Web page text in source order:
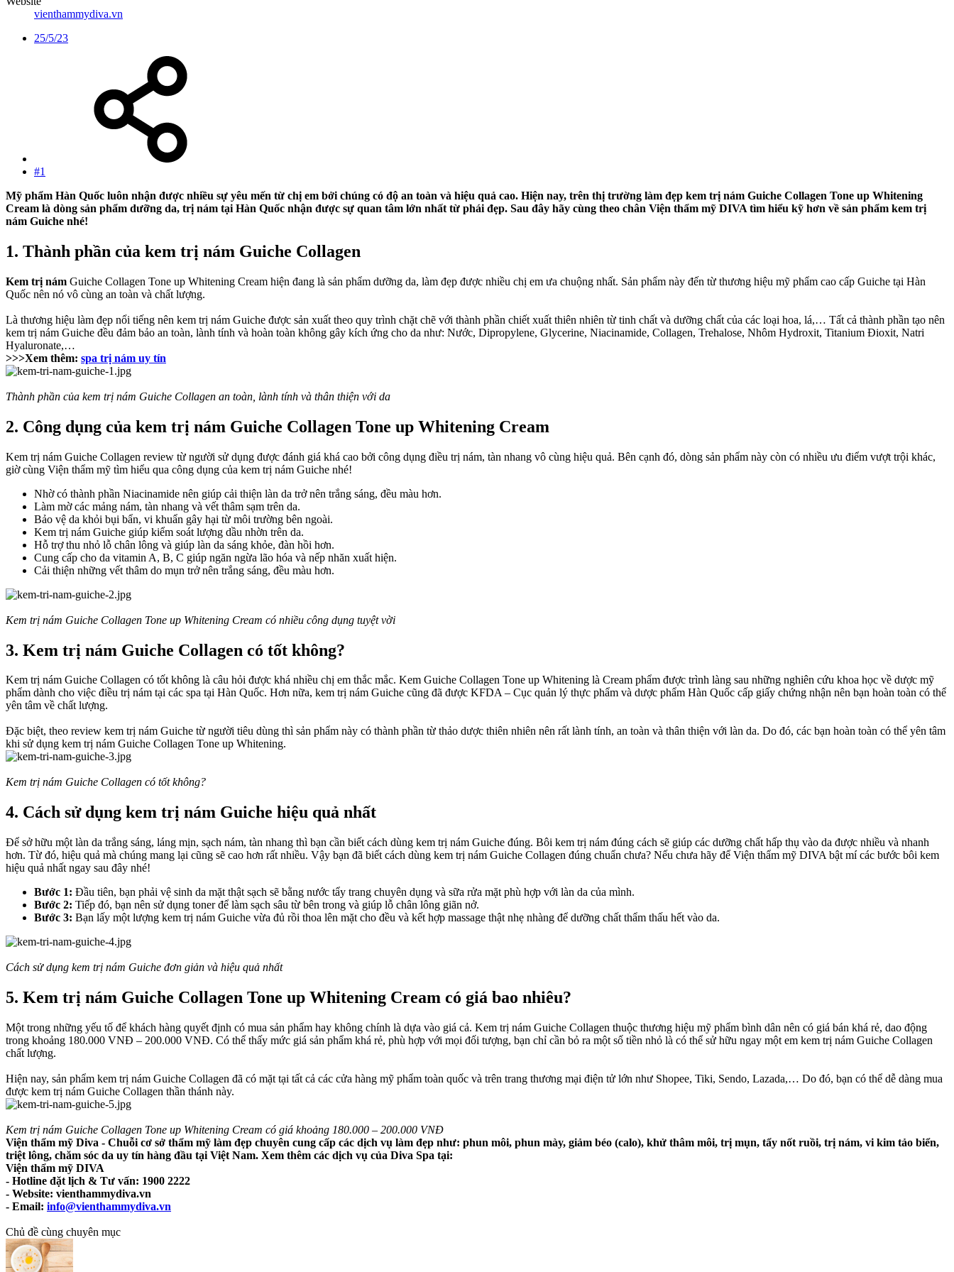
vienthammydiva.vn
25/5/23
#1
Mỹ phẩm Hàn Quốc luôn nhận được nhiều sự yêu mến từ chị em bởi chúng có độ an toàn và hiệu quả cao. Hiện nay, trên thị trường làm đẹp kem trị nám Guiche Collagen Tone up Whitening
Cream là dòng sản phẩm dưỡng da, trị nám tại Hàn Quốc nhận được sự quan tâm lớn nhất từ phái đẹp. Sau đây hãy cùng theo chân Viện thẩm mỹ DIVA tìm hiểu kỹ hơn về sản phẩm kem trị
nám Guiche nhé!
1. Thành phần của kem trị nám Guiche Collagen​
Kem trị nám Guiche Collagen Tone up Whitening Cream hiện đang là sản phẩm dưỡng da, làm đẹp được nhiều chị em ưa chuộng nhất. Sản phẩm này đến từ thương hiệu mỹ phẩm cao cấp Guiche tại Hàn
Quốc nên nó vô cùng an toàn và chất lượng.
Là thương hiệu làm đẹp nổi tiếng nên kem trị nám Guiche được sản xuất theo quy trình chặt chẽ với thành phần chiết xuất thiên nhiên từ tinh chất và dưỡng chất của các loại hoa, lá,… Tất cả thành phần tạo nên
kem trị nám Guiche đều đảm bảo an toàn, lành tính và hoàn toàn không gây kích ứng cho da như: Nước, Dipropylene, Glycerine, Niacinamide, Collagen, Trehalose, Nhôm Hydroxit, Titanium Đioxit, Natri
Hyaluronate,…
>>>Xem thêm: spa trị nám uy tín
Thành phần của kem trị nám Guiche Collagen an toàn, lành tính và thân thiện với da
2. Công dụng của kem trị nám Guiche Collagen Tone up Whitening Cream​
Kem trị nám Guiche Collagen review từ người sử dụng được đánh giá khá cao bởi công dụng điều trị nám, tàn nhang vô cùng hiệu quả. Bên cạnh đó, dòng sản phẩm này còn có nhiều ưu điểm vượt trội khác,
giờ cùng Viện thẩm mỹ tìm hiểu qua công dụng của kem trị nám Guiche nhé!
Nhờ có thành phần Niacinamide nên giúp cải thiện làn da trở nên trắng sáng, đều màu hơn.
Làm mờ các mảng nám, tàn nhang và vết thâm sạm trên da.
Bảo vệ da khỏi bụi bẩn, vi khuẩn gây hại từ môi trường bên ngoài.
Kem trị nám Guiche giúp kiểm soát lượng dầu nhờn trên da.
Hỗ trợ thu nhỏ lỗ chân lông và giúp làn da sáng khỏe, đàn hồi hơn.
Cung cấp cho da vitamin A, B, C giúp ngăn ngừa lão hóa và nếp nhăn xuất hiện.
Cải thiện những vết thâm do mụn trở nên trắng sáng, đều màu hơn.
Kem trị nám Guiche Collagen Tone up Whitening Cream có nhiều công dụng tuyệt vời
3. Kem trị nám Guiche Collagen có tốt không?​
Kem trị nám Guiche Collagen có tốt không là câu hỏi được khá nhiều chị em thắc mắc. Kem Guiche Collagen Tone up Whitening là Cream phẩm được trình làng sau những nghiên cứu khoa học về dược mỹ
phẩm dành cho việc điều trị nám tại các spa tại Hàn Quốc. Hơn nữa, kem trị nám Guiche cũng đã được KFDA – Cục quản lý thực phẩm và dược phẩm Hàn Quốc cấp giấy chứng nhận nên bạn hoàn toàn có thể
yên tâm về chất lượng.
Đặc biệt, theo review kem trị nám Guiche từ người tiêu dùng thì sản phẩm này có thành phần từ thảo dược thiên nhiên nên rất lành tính, an toàn và thân thiện với làn da. Do đó, các bạn hoàn toàn có thể yên tâm
khi sử dụng kem trị nám Guiche Collagen Tone up Whitening.
Kem trị nám Guiche Collagen có tốt không?
4. Cách sử dụng kem trị nám Guiche hiệu quả nhất​
Để sở hữu một làn da trắng sáng, láng mịn, sạch nám, tàn nhang thì bạn cần biết cách dùng kem trị nám Guiche đúng. Bôi kem trị nám đúng cách sẽ giúp các dưỡng chất hấp thụ vào da được nhiều và nhanh
hơn. Từ đó, hiệu quả mà chúng mang lại cũng sẽ cao hơn rất nhiều. Vậy bạn đã biết cách dùng kem trị nám Guiche Collagen đúng chuẩn chưa? Nếu chưa hãy để Viện thẩm mỹ DIVA bật mí các bước bôi kem
hiệu quả nhất ngay sau đây nhé!
Bước 1: Đầu tiên, bạn phải vệ sinh da mặt thật sạch sẽ bằng nước tẩy trang chuyên dụng và sữa rửa mặt phù hợp với làn da của mình.
Bước 2: Tiếp đó, bạn nên sử dụng toner để làm sạch sâu từ bên trong và giúp lỗ chân lông giãn nở.
Bước 3: Bạn lấy một lượng kem trị nám Guiche vừa đủ rồi thoa lên mặt cho đều và kết hợp massage thật nhẹ nhàng để dưỡng chất thẩm thấu hết vào da.
Cách sử dụng kem trị nám Guiche đơn giản và hiệu quả nhất
5. Kem trị nám Guiche Collagen Tone up Whitening Cream có giá bao nhiêu?​
Một trong những yếu tố để khách hàng quyết định có mua sản phẩm hay không chính là dựa vào giá cả. Kem trị nám Guiche Collagen thuộc thương hiệu mỹ phẩm bình dân nên có giá bán khá rẻ, dao động
trong khoảng 180.000 VNĐ – 200.000 VNĐ. Có thể thấy mức giá sản phẩm khá rẻ, phù hợp với mọi đối tượng, bạn chỉ cần bỏ ra một số tiền nhỏ là có thể sử hữu ngay một em kem trị nám Guiche Collagen
chất lượng.
Hiện nay, sản phẩm kem trị nám Guiche Collagen đã có mặt tại tất cả các cửa hàng mỹ phẩm toàn quốc và trên trang thương mại điện tử lớn như Shopee, Tiki, Sendo, Lazada,… Do đó, bạn có thể dễ dàng mua
được kem trị nám Guiche Collagen thần thánh này.
Kem trị nám Guiche Collagen Tone up Whitening Cream có giá khoảng 180.000 – 200.000 VNĐ
Viện thẩm mỹ Diva - Chuỗi cơ sở thẩm mỹ làm đẹp chuyên cung cấp các dịch vụ làm đẹp như: phun môi, phun mày, giảm béo (calo), khử thâm môi, trị mụn, tẩy nốt ruồi, trị nám, vi kim tảo biển,
triệt lông, chăm sóc da uy tín hàng đầu tại Việt Nam. Xem thêm các dịch vụ của Diva Spa tại:
Viện thẩm mỹ DIVA
- Hotline đặt lịch & Tư vấn: 1900 2222
- Website: vienthammydiva.vn
- Email: info@vienthammydiva.vn
Chủ đề cùng chuyên mục